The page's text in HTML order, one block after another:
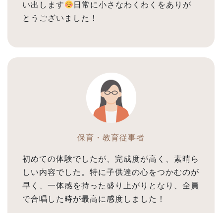
い出します
日常に小さなわくわくをありが
とうございました！
保育・教育従事者
初めての体験でしたが、完成度が高く、素晴ら
しい内容でした。特に子供達の心をつかむのが
早く、一体感を持った盛り上がりとなり、全員
で合唱した時が最高に感度しました！